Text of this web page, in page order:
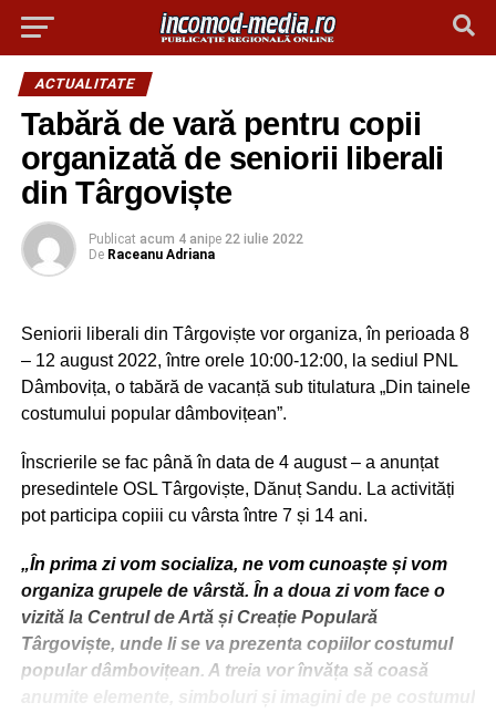
ACTUALITATE
Tabără de vară pentru copii
organizată de seniorii liberali
din Târgoviște
Publicat acum 4 anipe 22 iulie 2022
De Raceanu Adriana
Seniorii liberali din Târgoviște vor organiza, în perioada 8
– 12 august 2022, între orele 10:00-12:00, la sediul PNL
Dâmbovița, o tabără de vacanță sub titulatura „Din tainele
costumului popular dâmbovițean”.
Înscrierile se fac până în data de 4 august – a anunțat
presedintele OSL Târgoviște, Dănuț Sandu. La activități
pot participa copiii cu vârsta între 7 și 14 ani.
„În prima zi vom socializa, ne vom cunoaște și vom
organiza grupele de vârstă. În a doua zi vom face o
vizită la Centrul de Artă și Creație Populară
Târgoviște, unde li se va prezenta copiilor costumul
popular dâmbovițean. A treia vor învăța să coasă